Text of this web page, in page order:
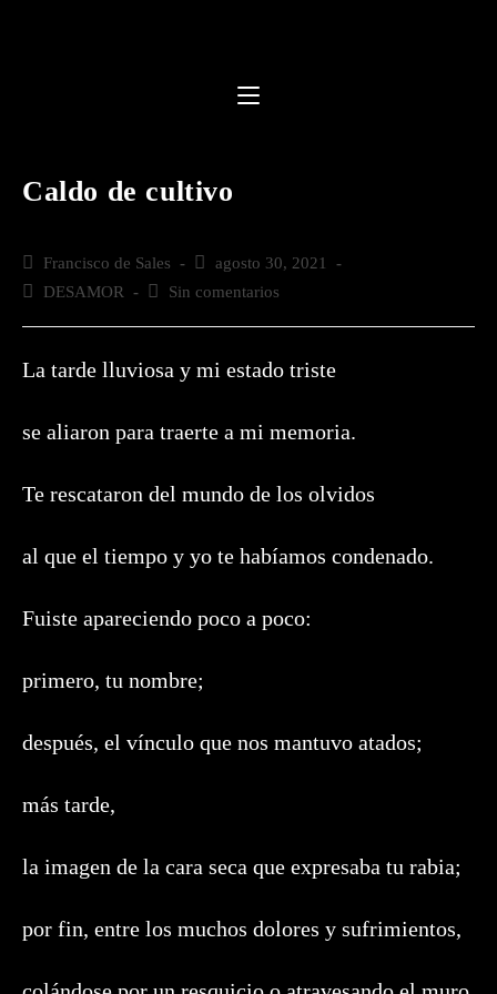
Caldo de cultivo
Autor
de
entrada:
Francisco de Sales
Publicación
de
entrada:
agosto 30, 2021
Categoría
entrada:
DESAMOR
Comentarios
Sin comentarios
La tarde lluviosa y mi estado triste
se aliaron para traerte a mi memoria.
Te rescataron del mundo de los olvidos
al que el tiempo y yo te habíamos condenado.
Fuiste apareciendo poco a poco:
primero, tu nombre;
después, el vínculo que nos mantuvo atados;
más tarde,
la imagen de la cara seca que expresaba tu rabia;
por fin, entre los muchos dolores y sufrimientos,